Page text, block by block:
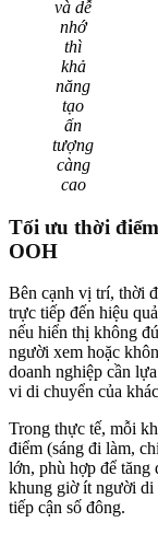
và dễ
nhớ
thì
khả
năng
tạo
ấn
tượng
càng
cao
Tối ưu thời
OOH
Bên cạnh vị trí, thời
trực tiếp đến hiệu
nếu hiển thị không
người xem hoặc
doanh nghiệp cần
vi di chuyển của
Trong thực tế, mỗi
điểm (sáng đi làm,
lớn, phù hợp để tăng
khung giờ ít người di
tiếp cận số đông.